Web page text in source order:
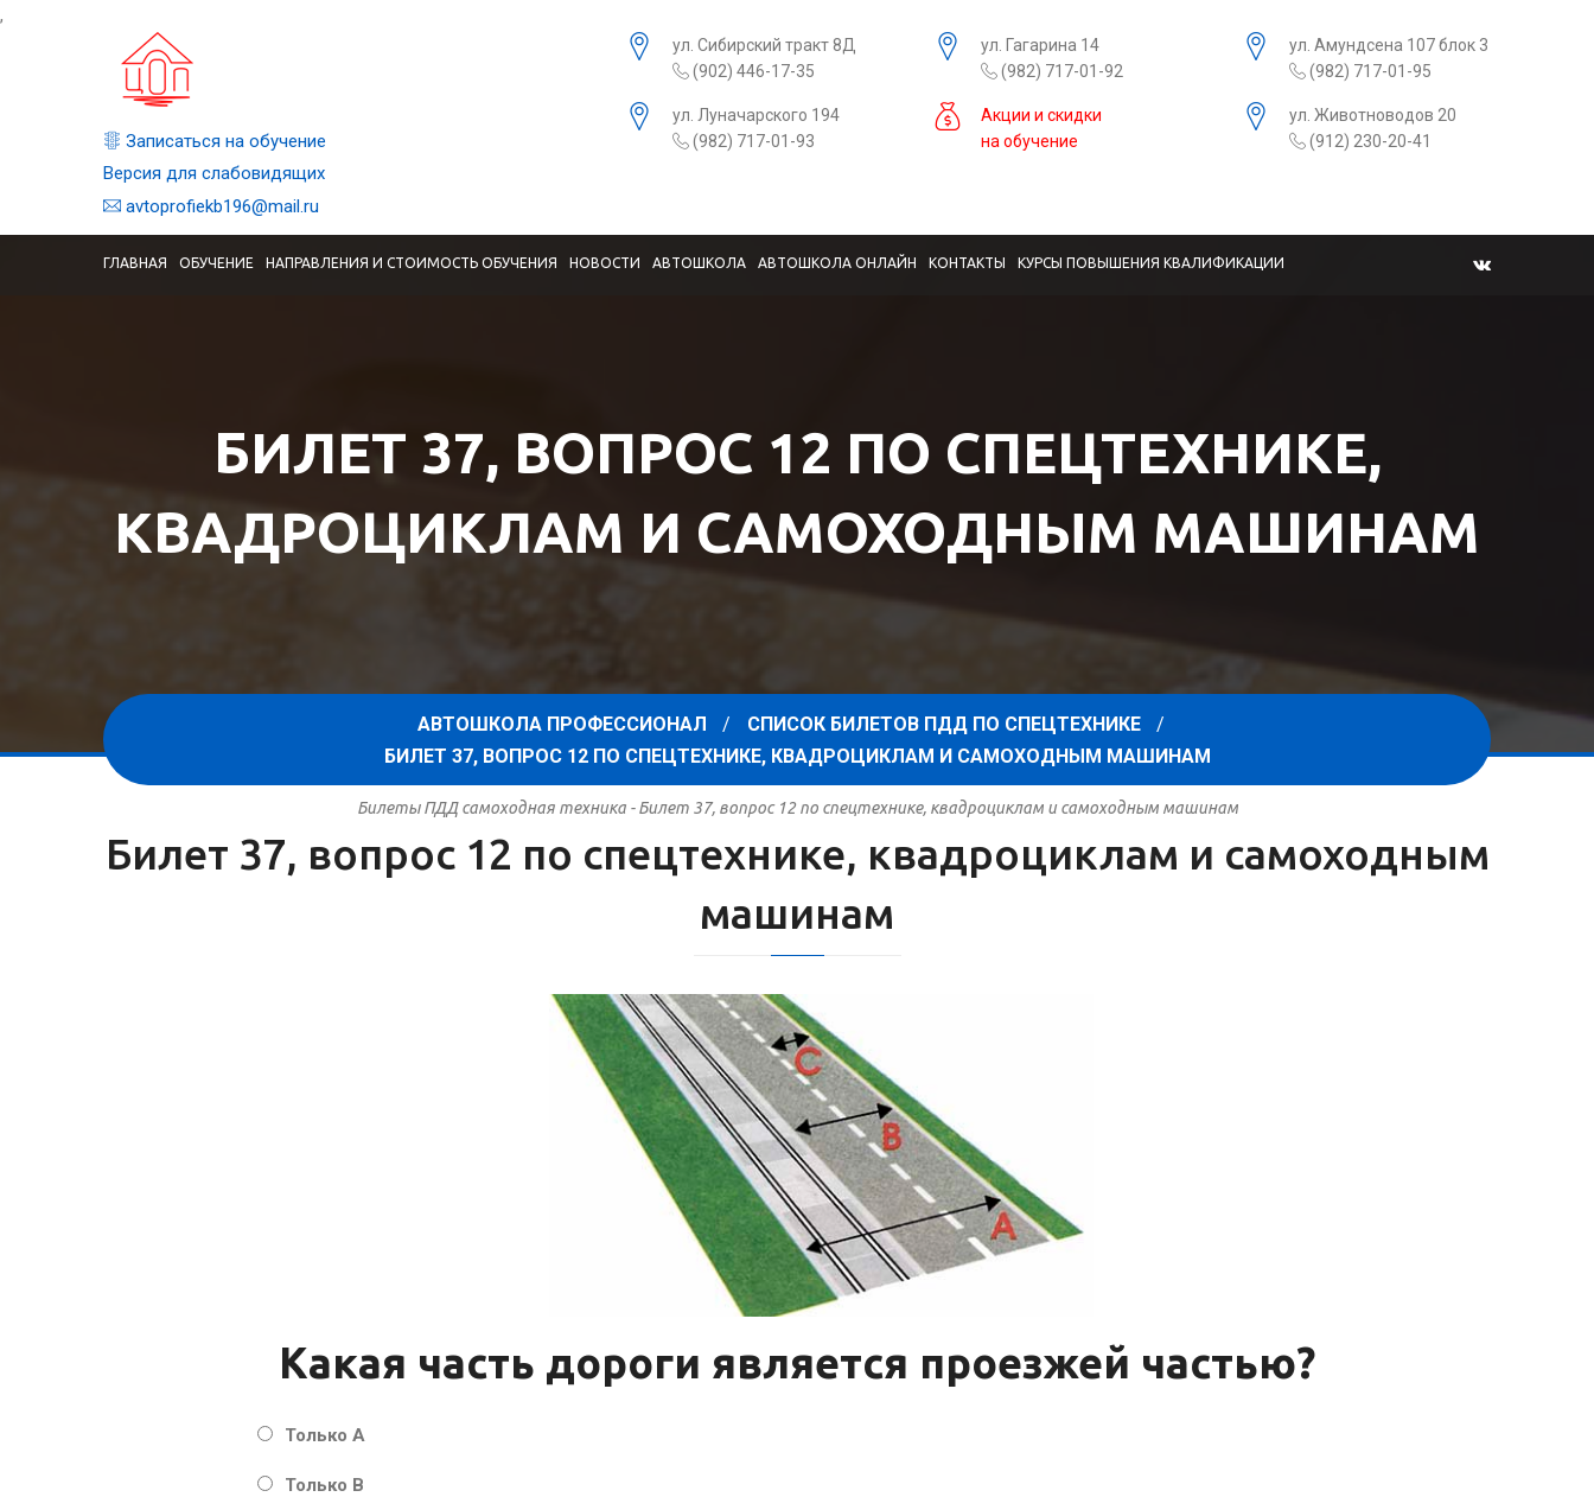
,
Записаться на обучение
Версия для слабовидящих
avtoprofiekb196@mail.ru
ул. Сибирский тракт 8Д
(902) 446-17-35
ул. Гагарина 14
(982) 717-01-92
ул. Амундсена 107 блок 3
(982) 717-01-95
ул. Луначарского 194
(982) 717-01-93
Акции и скидки
на обучение
ул. Животноводов 20
(912) 230-20-41
ГЛАВНАЯ ОБУЧЕНИЕ НАПРАВЛЕНИЯ И СТОИМОСТЬ ОБУЧЕНИЯ НОВОСТИ АВТОШКОЛА АВТОШКОЛА ОНЛАЙН КОНТАКТЫ КУРСЫ ПОВЫШЕНИЯ КВАЛИФИКАЦИИ
БИЛЕТ 37, ВОПРОС 12 ПО СПЕЦТЕХНИКЕ,
КВАДРОЦИКЛАМ И САМОХОДНЫМ МАШИНАМ
АВТОШКОЛА ПРОФЕССИОНАЛ
СПИСОК БИЛЕТОВ ПДД ПО СПЕЦТЕХНИКЕ
БИЛЕТ 37, ВОПРОС 12 ПО СПЕЦТЕХНИКЕ, КВАДРОЦИКЛАМ И САМОХОДНЫМ МАШИНАМ
Билеты ПДД самоходная техника - Билет 37, вопрос 12 по спецтехнике, квадроциклам и самоходным машинам
Билет 37, вопрос 12 по спецтехнике, квадроциклам и самоходным
машинам
Какая часть дороги является проезжей частью?
Только А
Только В